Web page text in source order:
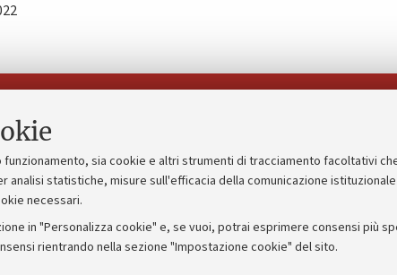
sia cookie e altri strumenti di tracciamento facoltativi
statistiche, misure sull'efficacia della comunicazione
necessari.
in "Personalizza cookie" e, se vuoi, potrai esprimere consensi più
rientrando nella sezione "Impostazione cookie" del sito.
UniboStore
Bandi, gare e concorsi
Amministrazione trasparente